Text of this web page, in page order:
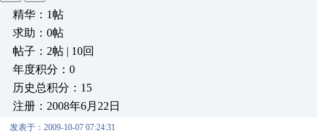
精华：1帖
求助：0帖
帖子：2帖 | 10回
年度积分：0
历史总积分：15
注册：2008年6月22日
发表于：2009-10-07 07:24:31